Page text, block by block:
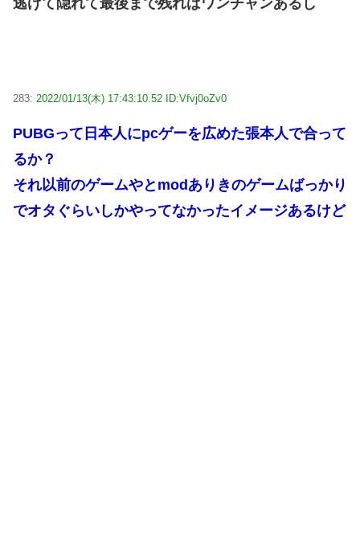
逃げて隠れて最後まで残ればワンチャンあるし
283: 2022/01/13(木) 17:43:10.52 ID:Vfvj0oZv0
PUBGって日本人にpcゲーを広めた張本人で合って
るか？
それ以前のゲームやとmodありきのゲームばっかり
でオタぐらいしかやってなかったイメージあるけど